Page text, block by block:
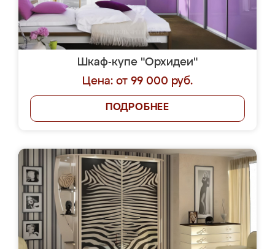
Шкаф-купе "Орхидеи"
Цена: от 99 000 руб.
ПОДРОБНЕЕ